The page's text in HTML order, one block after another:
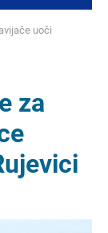
uoči
za